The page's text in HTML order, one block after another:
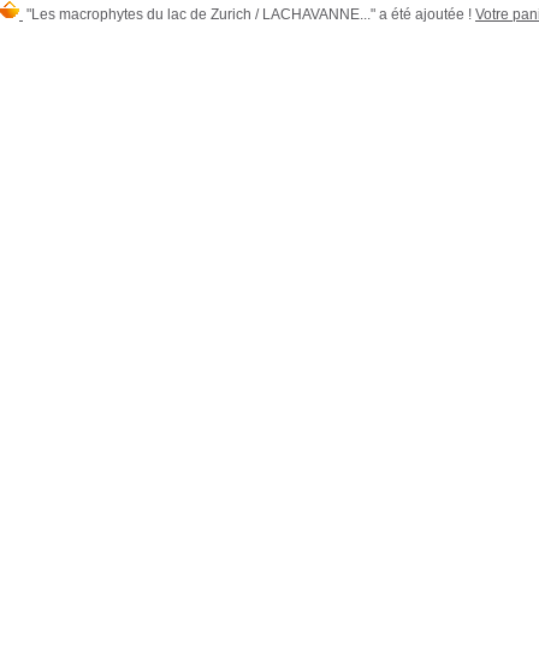
"Les macrophytes du lac de Zurich / LACHAVANNE..." a été ajoutée ! Votre